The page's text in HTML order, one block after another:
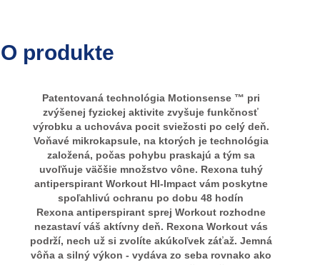
O produkte
Patentovaná technológia Motionsense ™ pri
zvýšenej fyzickej aktivite zvyšuje funkčnosť
výrobku a uchováva pocit sviežosti po celý deň.
Voňavé mikrokapsule, na ktorých je technológia
založená, počas pohybu praskajú a tým sa
uvoľňuje väčšie množstvo vône. Rexona tuhý
antiperspirant Workout HI-Impact vám poskytne
spoľahlivú ochranu po dobu 48 hodín
Rexona antiperspirant sprej Workout rozhodne
nezastaví váš aktívny deň. Rexona Workout vás
podrží, nech už si zvolíte akúkoľvek záťaž. Jemná
vôňa a silný výkon - vydáva zo seba rovnako ako